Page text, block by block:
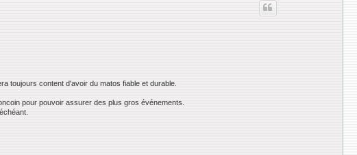
toujours content d'avoir du matos fiable et durable.
pour pouvoir assurer des plus gros événements.